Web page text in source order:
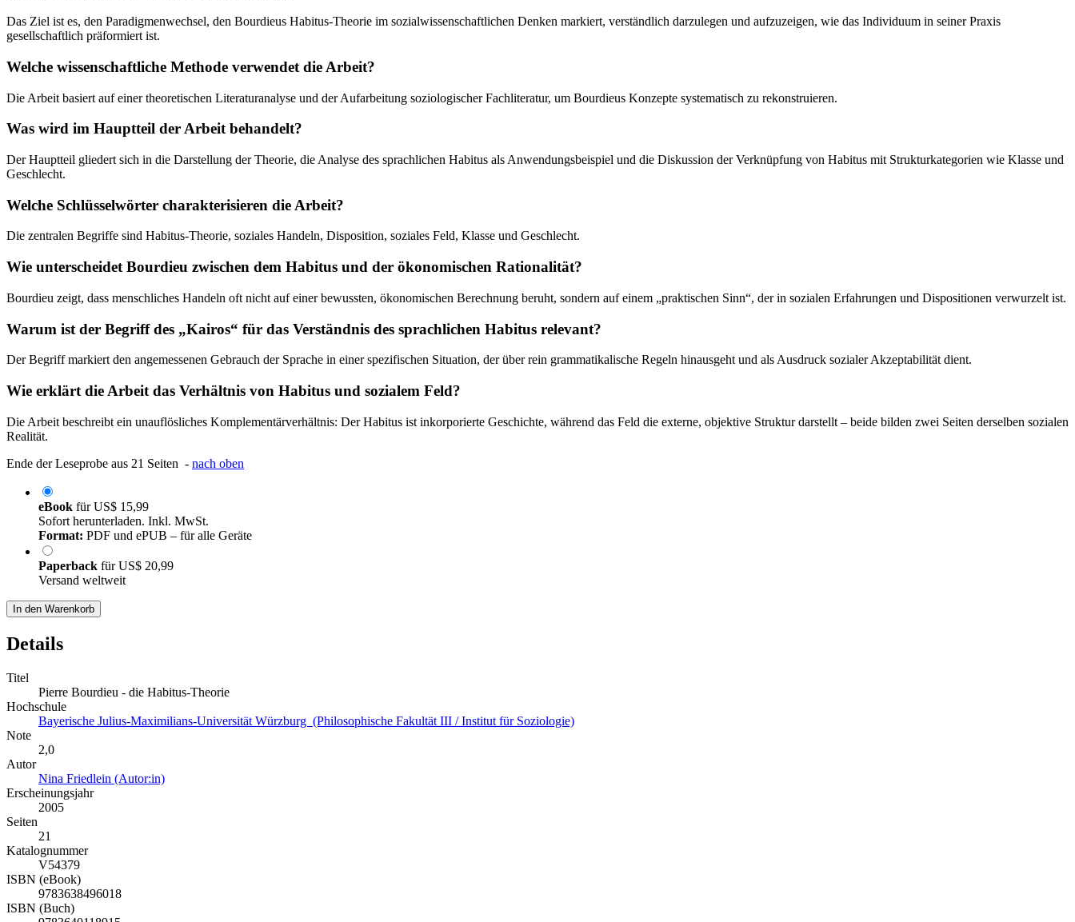
Das Ziel ist es, den Paradigmenwechsel, den Bourdieus Habitus-Theorie im sozialwissenschaftlichen Denken markiert, verständlich darzulegen und aufzuzeigen, wie das Individuum in seiner Praxis
gesellschaftlich präformiert ist.
Welche wissenschaftliche Methode verwendet die Arbeit?
Die Arbeit basiert auf einer theoretischen Literaturanalyse und der Aufarbeitung soziologischer Fachliteratur, um Bourdieus Konzepte systematisch zu rekonstruieren.
Was wird im Hauptteil der Arbeit behandelt?
Der Hauptteil gliedert sich in die Darstellung der Theorie, die Analyse des sprachlichen Habitus als Anwendungsbeispiel und die Diskussion der Verknüpfung von Habitus mit Strukturkategorien wie Klasse und
Geschlecht.
Welche Schlüsselwörter charakterisieren die Arbeit?
Die zentralen Begriffe sind Habitus-Theorie, soziales Handeln, Disposition, soziales Feld, Klasse und Geschlecht.
Wie unterscheidet Bourdieu zwischen dem Habitus und der ökonomischen Rationalität?
Bourdieu zeigt, dass menschliches Handeln oft nicht auf einer bewussten, ökonomischen Berechnung beruht, sondern auf einem „praktischen Sinn“, der in sozialen Erfahrungen und Dispositionen verwurzelt ist.
Warum ist der Begriff des „Kairos“ für das Verständnis des sprachlichen Habitus relevant?
Der Begriff markiert den angemessenen Gebrauch der Sprache in einer spezifischen Situation, der über rein grammatikalische Regeln hinausgeht und als Ausdruck sozialer Akzeptabilität dient.
Wie erklärt die Arbeit das Verhältnis von Habitus und sozialem Feld?
Die Arbeit beschreibt ein unauflösliches Komplementärverhältnis: Der Habitus ist inkorporierte Geschichte, während das Feld die externe, objektive Struktur darstellt – beide bilden zwei Seiten derselben sozialen
Realität.
Ende der Leseprobe aus 21 Seiten - nach oben
eBook fürUS$ 15,99
Sofort herunterladen. Inkl. MwSt.
Format: PDF und ePUB – für alle Geräte
Paperback fürUS$ 20,99
Versand weltweit
In den Warenkorb
Details
Titel
Pierre Bourdieu - die Habitus-Theorie
Hochschule
Bayerische Julius-Maximilians-Universität Würzburg (Philosophische Fakultät III / Institut für Soziologie)
Note
2,0
Autor
Nina Friedlein (Autor:in)
Erscheinungsjahr
2005
Seiten
21
Katalognummer
V54379
ISBN (eBook)
9783638496018
ISBN (Buch)